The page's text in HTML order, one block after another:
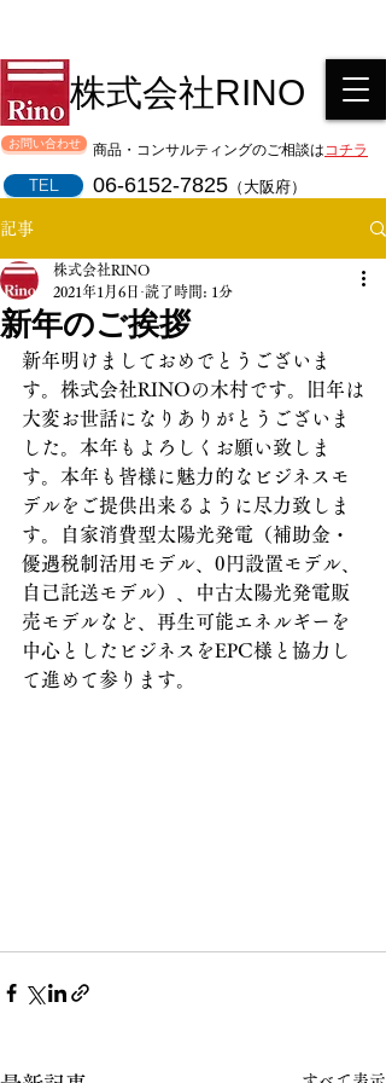
株式会社RINO
お問い合わせ 商品・コンサルティングのご相談はコチラ
TEL 06-6152-7825 （大阪府）
記事
新年のご挨拶
株式会社RINO
2021年1月6日 読了時間: 1分
新年明けましておめでとうございま
す。株式会社RINOの木村です。旧年は
大変お世話になりありがとうございま
した。本年もよろしくお願い致しま
す。本年も皆様に魅力的なビジネスモ
デルをご提供出来るように尽力致しま
す。自家消費型太陽光発電（補助金・
優遇税制活用モデル、0円設置モデル、
自己託送モデル）、中古太陽光発電販
売モデルなど、再生可能エネルギーを
中心としたビジネスをEPC様と協力し
て進めて参ります。